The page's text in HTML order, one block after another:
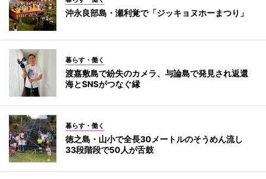
沖永良部島・瀬利覚で「ジッキョヌホーまつり」
暮らす・働く
渡嘉敷島で紛失のカメラ、与論島で発見され返還
海とSNSがつなぐ縁
暮らす・働く
徳之島・山小で全長30メートルのそうめん流し
33段階段で50人が舌鼓